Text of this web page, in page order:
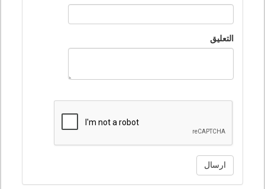
التعليق
ارسال